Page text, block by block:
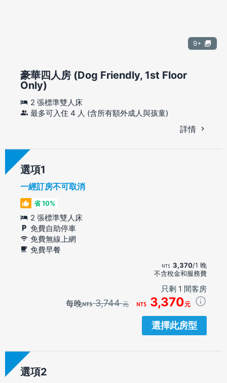
9+
豪華四人房 (Dog Friendly, 1st Floor
Only)
2 張標準雙人床
最多可入住 4 人 (含所有額外成人與孩童)
詳情
選項
一經訂房不可取消
省 10%
2 張標準雙人床
免費自助停車
免費無線上網
免費早餐
3,370/1 晚
不含稅金和服務費
只剩 1 間客房
每晚 3,744元 3,370元
選擇此房型
選項